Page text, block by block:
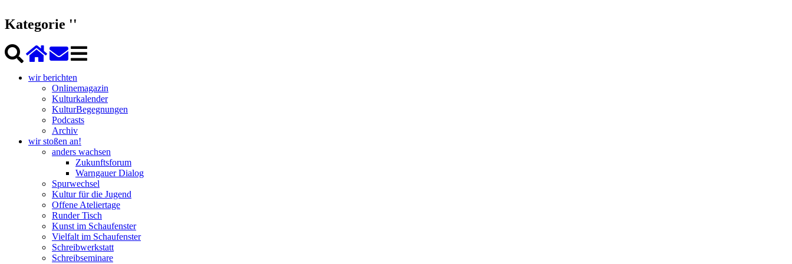
Kategorie ''
wir berichten
Onlinemagazin
Kulturkalender
KulturBegegnungen
Podcasts
Archiv
wir stoßen an!
anders wachsen
Zukunftsforum
Warngauer Dialog
Spurwechsel
Kultur für die Jugend
Offene Ateliertage
Runder Tisch
Kunst im Schaufenster
Vielfalt im Schaufenster
Schreibwerkstatt
Schreibseminare